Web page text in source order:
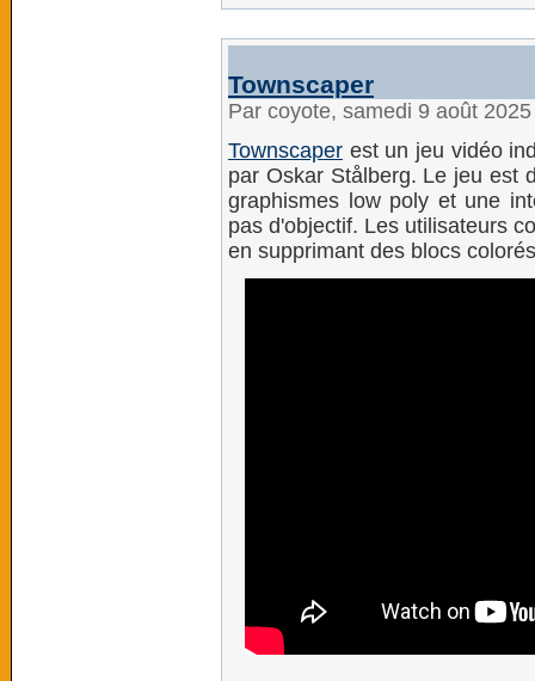
Townscaper
Par coyote, samedi 9 août
Townscaper est un jeu vidéo
par Oskar Stålberg. Le jeu est
graphismes low poly et une
pas d'objectif. Les utilisateurs
en supprimant des blocs